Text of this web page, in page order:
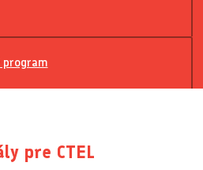
program
pre CTEL